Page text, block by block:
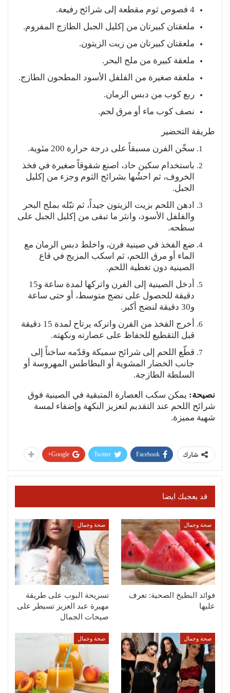
4 فصوص ثوم مقطعة إلى شرائح رفيعة.
ملعقتان كبيرتان من إكليل الجبل الطازج المفروم.
ملعقتان كبيرتان من زيت الزيتون.
ملعقة كبيرة من ملح البحر.
ملعقة صغيرة من الفلفل الأسود المطحون الطازج.
ربع كوب من دبس الرمان.
نصف كوب ماء أو مرق لحم.
طريقة التحضير
سخّن الفرن مسبقاً على درجة حرارة 200 مئوية.
باستخدام سكين حاد، اصنع شقوقاً صغيرة في فخذ
الخروف، ثم احشُها بشرائح الثوم وجزء من إكليل
الجبل.
ادهن اللحم بزيت الزيتون جيداً، ثم تبّله بملح البحر
والفلفل الأسود، وانثر ما تبقى من إكليل الجبل على
سطحه.
ضع الفخذ في صينية فرن، واخلط دبس الرمان مع
الماء أو مرق اللحم، ثم اسكب المزيج في قاع
الصينية دون تغطية اللحم.
أدخل الصينية إلى الفرن واتركها لمدة ساعة و15
دقيقة للحصول على نضج متوسط، أو حتى ساعة
و30 دقيقة لنضج أكبر.
أخرج الفخذ من الفرن واتركه يرتاح لمدة 15 دقيقة
قبل التقطيع للحفاظ على عصارته ونكهته.
قطّع اللحم إلى شرائح سميكة وقدّمه ساخناً إلى
جانب الخضار المشوية أو البطاطس المهروسة أو
السلطة الطازجة.
نصيحة: يمكن سكب العصارة المتبقية في الصينية فوق
شرائح اللحم عند التقديم لتعزيز النكهة وإضفاء لمسة
شهية مميزة.
شارك Facebook
Twitter
Google+
قد يعجبك ايضا
صحة وجمال
فوائد البطيخ الصحية: تعرف
عليها
صحة وجمال
تسريحة البوب على طريقة
مهيرة عبد العزيز تسيطر على
صيحات الجمال
صحة وجمال صحة وجمال